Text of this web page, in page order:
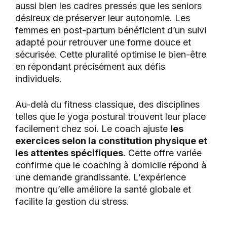
aussi bien les cadres pressés que les seniors
désireux de préserver leur autonomie. Les
femmes en post-partum bénéficient d’un suivi
adapté pour retrouver une forme douce et
sécurisée. Cette pluralité optimise le bien-être
en répondant précisément aux défis
individuels.
Au-delà du fitness classique, des disciplines
telles que le yoga postural trouvent leur place
facilement chez soi. Le coach ajuste les
exercices selon la constitution physique et
les attentes spécifiques. Cette offre variée
confirme que le coaching à domicile répond à
une demande grandissante. L’expérience
montre qu’elle améliore la santé globale et
facilite la gestion du stress.